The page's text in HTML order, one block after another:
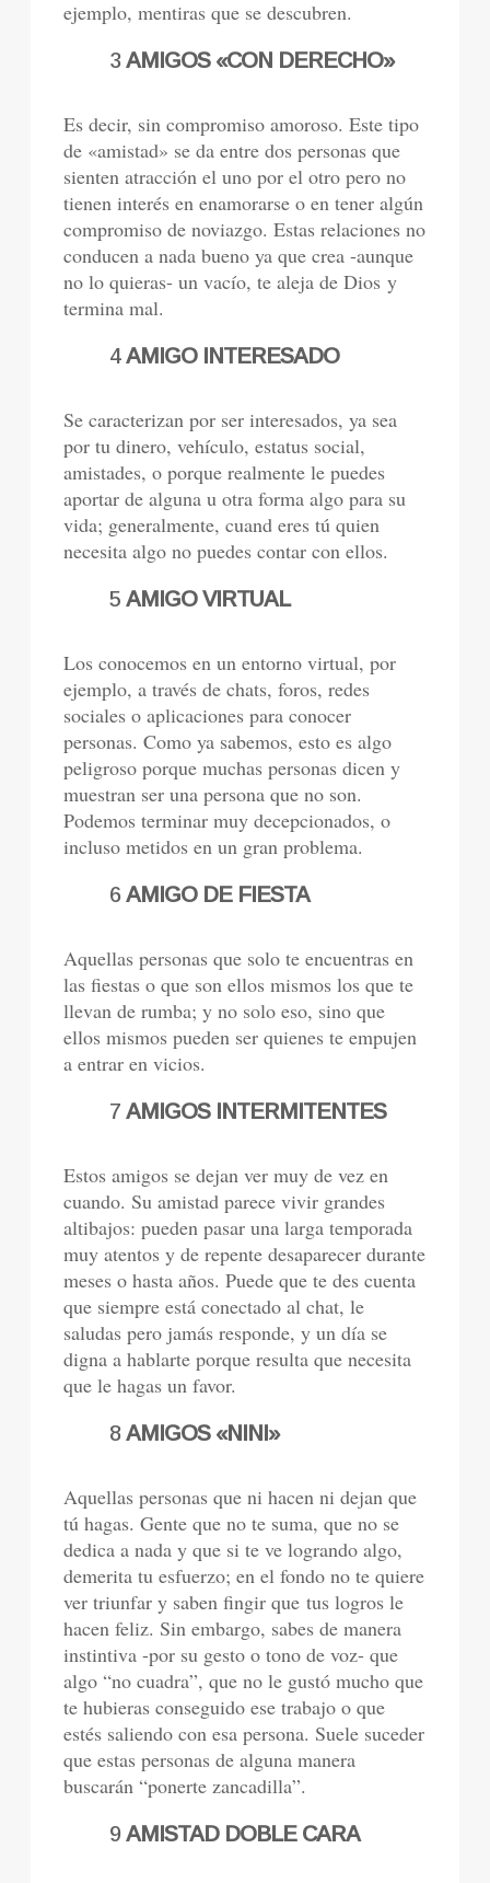
ejemplo, mentiras que se descubren.
3AMIGOS «CON DERECHO»
Es decir, sin compromiso amoroso. Este tipo
de «amistad» se da entre dos personas que
sienten atracción el uno por el otro pero no
tienen interés en enamorarse o en tener algún
compromiso de noviazgo. Estas relaciones no
conducen a nada bueno ya que crea -aunque
no lo quieras- un vacío, te aleja de Dios y
termina mal.
4AMIGO INTERESADO
Se caracterizan por ser interesados, ya sea
por tu dinero, vehículo, estatus social,
amistades, o porque realmente le puedes
aportar de alguna u otra forma algo para su
vida; generalmente, cuand eres tú quien
necesita algo no puedes contar con ellos.
5AMIGO VIRTUAL
Los conocemos en un entorno virtual, por
ejemplo, a través de chats, foros, redes
sociales o aplicaciones para conocer
personas. Como ya sabemos, esto es algo
peligroso porque muchas personas dicen y
muestran ser una persona que no son.
Podemos terminar muy decepcionados, o
incluso metidos en un gran problema.
6AMIGO DE FIESTA
Aquellas personas que solo te encuentras en
las fiestas o que son ellos mismos los que te
llevan de rumba; y no solo eso, sino que
ellos mismos pueden ser quienes te empujen
a entrar en vicios.
7AMIGOS INTERMITENTES
Estos amigos se dejan ver muy de vez en
cuando. Su amistad parece vivir grandes
altibajos: pueden pasar una larga temporada
muy atentos y de repente desaparecer durante
meses o hasta años. Puede que te des cuenta
que siempre está conectado al chat, le
saludas pero jamás responde, y un día se
digna a hablarte porque resulta que necesita
que le hagas un favor.
8AMIGOS «NINI»
Aquellas personas que ni hacen ni dejan que
tú hagas. Gente que no te suma, que no se
dedica a nada y que si te ve logrando algo,
demerita tu esfuerzo; en el fondo no te quiere
ver triunfar y saben fingir que tus logros le
hacen feliz. Sin embargo, sabes de manera
instintiva -por su gesto o tono de voz- que
algo “no cuadra”, que no le gustó mucho que
te hubieras conseguido ese trabajo o que
estés saliendo con esa persona. Suele suceder
que estas personas de alguna manera
buscarán “ponerte zancadilla”.
9AMISTAD DOBLE CARA